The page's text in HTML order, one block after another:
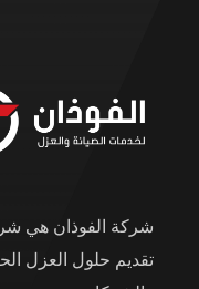
شركة الفوذان هي
تقديم حلول العزل